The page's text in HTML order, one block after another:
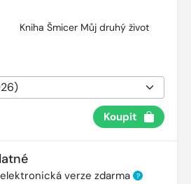
Kniha Šmicer Můj druhý život
Koupit
verze zdarma ?